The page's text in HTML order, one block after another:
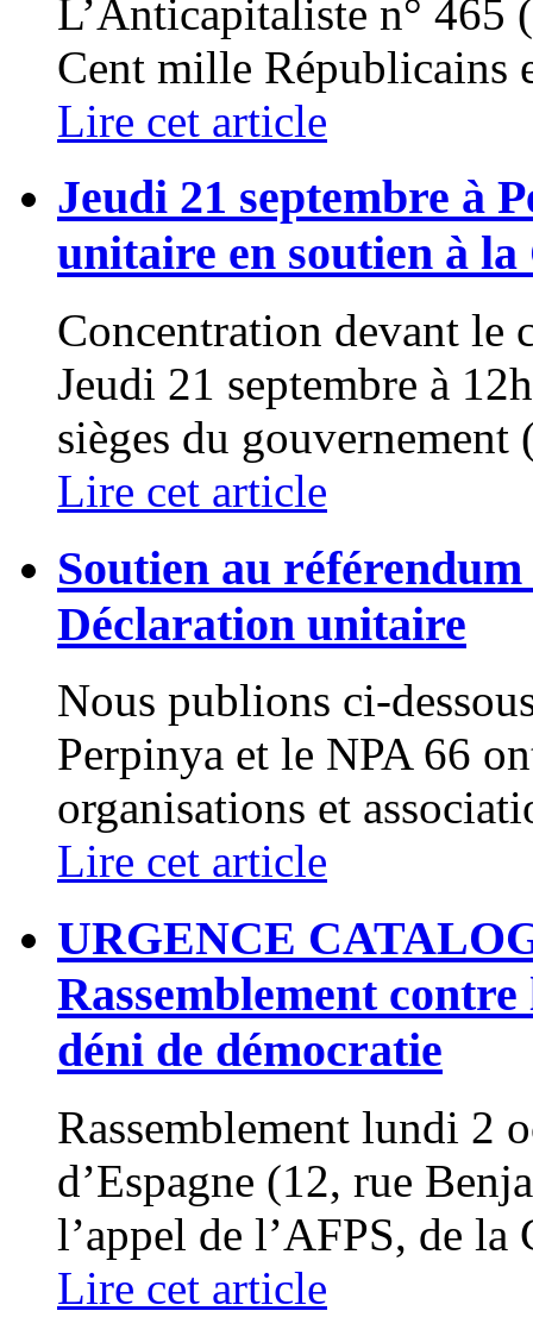
L’Anticapitaliste n°
Cent mille Républicains
Lire cet article
Jeudi 21 septembre à
unitaire en soutien à la
Concentration devant le
Jeudi 21 septembre à
sièges du gouvernement
Lire cet article
Soutien au
Déclaration unitaire
Nous publions ci-
Perpinya et le NPA 66
organisations et
Lire cet article
URGENCE
Rassemblement
déni de démocratie
Rassemblement lundi 2
d’Espagne (12, rue
l’appel de l’AFPS, de la
Lire cet article